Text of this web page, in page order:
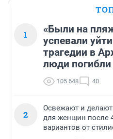
1
«Были на
успевали
трагедии в
люди
105 648 40
2
Освежают и
для женщин после
вариантов от